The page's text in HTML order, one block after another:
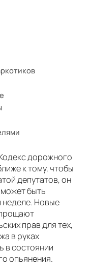
дорожного
к тому, чтобы
депутатов, он
быть
неделе. Новые
прав для тех,
в руках
в состоянии
опьянения.